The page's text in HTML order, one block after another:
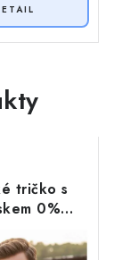
tričko s
0%
zelený